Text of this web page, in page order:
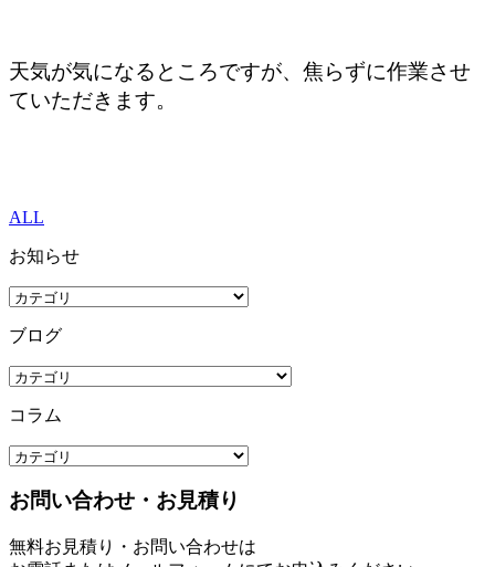
天気が気になるところですが、焦らずに作業させ
ていただきます。
ALL
お知らせ
ブログ
コラム
お問い合わせ・お見積り
無料お見積り・お問い合わせは